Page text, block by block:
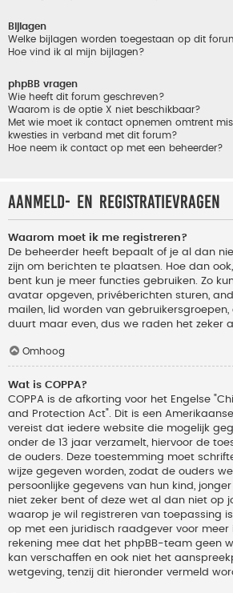
Bijlagen
Welke bijlagen worden toegestaan op dit
Hoe vind ik al mijn bijlagen?
phpBB vragen
Wie heeft dit forum geschreven?
Waarom is de optie X niet beschikbaar?
Met wie moet ik contact opnemen omtrent
kwesties in verband met dit forum?
Hoe neem ik contact op met een beheerder?
Aanmeld- en registratievragen
Waarom moet ik me registreren?
De beheerder heeft bepaalt of je al dan
zijn om berichten te plaatsen. Hoe dan
bent kun je meer functies gebruiken. Zo
avatar opgeven, privéberichten sturen,
mailen, lid worden van gebruikersgroepen,
duurt maar even, dus we raden het zeker
Omhoog
Wat is COPPA?
COPPA is de afkorting voor het Engelse
and Protection Act". Dit is een
vereist dat iedere website die mogelijk
onder de 13 jaar verzamelt, hiervoor de
de ouders. Deze toestemming moet
wijze gegeven worden, zodat de ouders
persoonlijke gegevens van hun kind,
niet zeker bent of deze wet al dan niet op
waarop je wil registreren van toepassing
op met een juridisch raadgever voor meer
rekening mee dat het phpBB-team geen
kan verschaffen en ook niet het
wetgeving, tenzij dit hieronder vermeld